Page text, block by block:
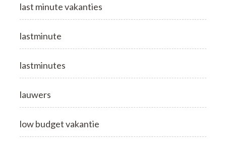
last minute vakanties
lastminute
lastminutes
lauwers
low budget vakantie